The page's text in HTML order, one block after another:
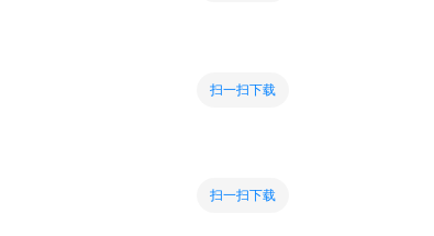
扫一扫下载
扫一扫下载